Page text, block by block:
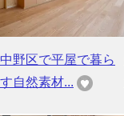
中野区で平屋で暮ら
す自然素材...